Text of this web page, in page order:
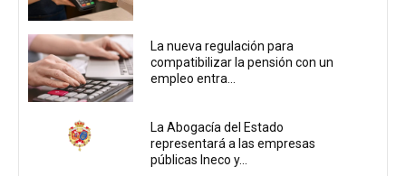
La nueva regulación para
compatibilizar la pensión con un
empleo entra...
La Abogacía del Estado
representará a las empresas
públicas Ineco y...